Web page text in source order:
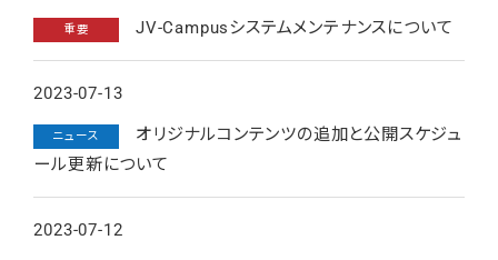
重要 JV-Campusシステムメンテナンスについて
2023-07-13
ニュース
オリジナルコンテンツの追加と公開スケジュ
ール更新について
2023-07-12